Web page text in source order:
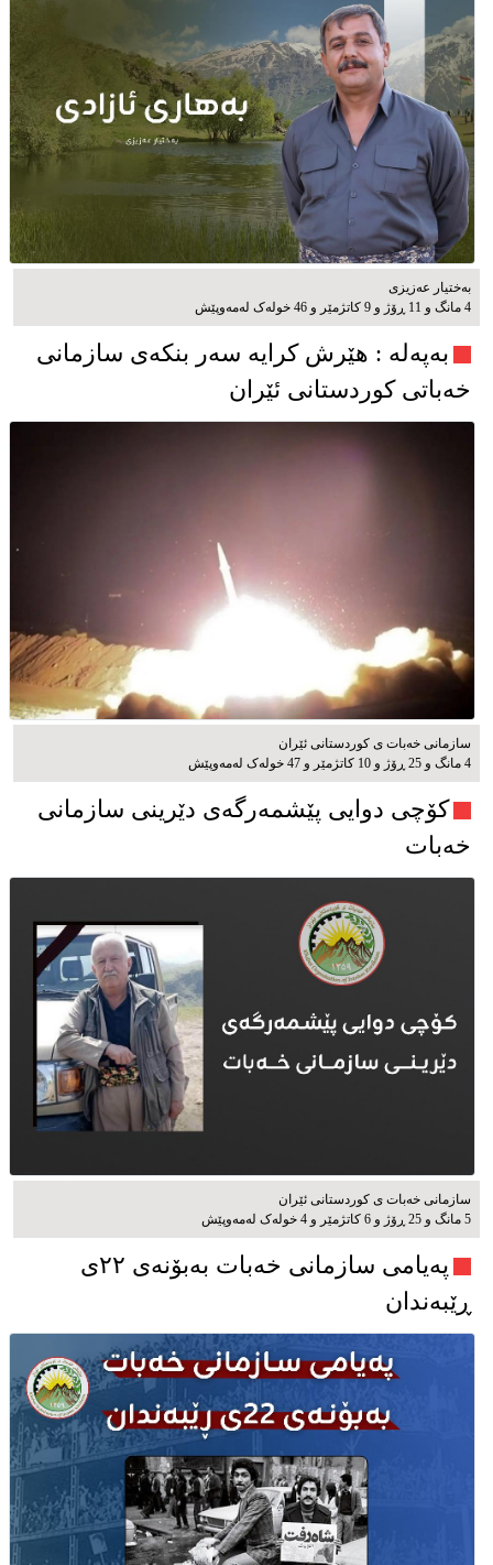
بەختیار عەزیزی
4 مانگ و 11 ڕۆژ و 9 کاتژمێر و 46 خوله‌ک له‌مه‌وپێش‌
به‌په‌له‌ : هێرش کرایە سەر بنکەی سازمانی
خەباتی کوردستانی ئێران
سازمانی خەبات ی کوردستانی ئێران
4 مانگ و 25 ڕۆژ و 10 کاتژمێر و 47 خوله‌ک له‌مه‌وپێش‌
کۆچی دوایی پێشمەرگەی دێرینی سازمانی
خەبات
سازمانی خەبات ی كوردستانی ئێران
5 مانگ و 25 ڕۆژ و 6 کاتژمێر و 4 خوله‌ک له‌مه‌وپێش‌
پەیامی سازمانی خەبات بەبۆنەی ۲۲ی
ڕێبەندان